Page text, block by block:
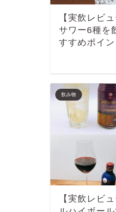
【実飲レビ
サワー6種を
すすめポイ
飲み物
【実飲レビ